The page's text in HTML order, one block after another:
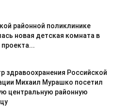
районной поликлинике
новая детская комната в
здравоохранения Российской
Михаил Мурашко посетил
центральную районную